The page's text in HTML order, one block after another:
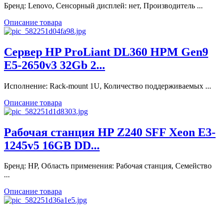
Бренд: Lenovo, Сенсорный дисплей: нет, Производитель ...
Описание товара
Сервер HP ProLiant DL360 HPM Gen9
E5-2650v3 32Gb 2...
Исполнение: Rack-mount 1U, Количество поддерживаемых ...
Описание товара
Рабочая станция HP Z240 SFF Xeon E3-
1245v5 16GB DD...
Бренд: HP, Область применения: Рабочая станция, Семейство
...
Описание товара